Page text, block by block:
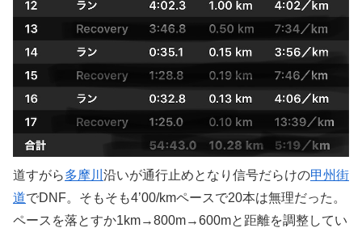
道すがら多摩川 沿いが通行止めとなり信号だらけの甲州街
道でDNF。そもそも4’00/kmペースで20本は無理だった。
ペースを落とすか1km→800m→600mと距離を調整してい